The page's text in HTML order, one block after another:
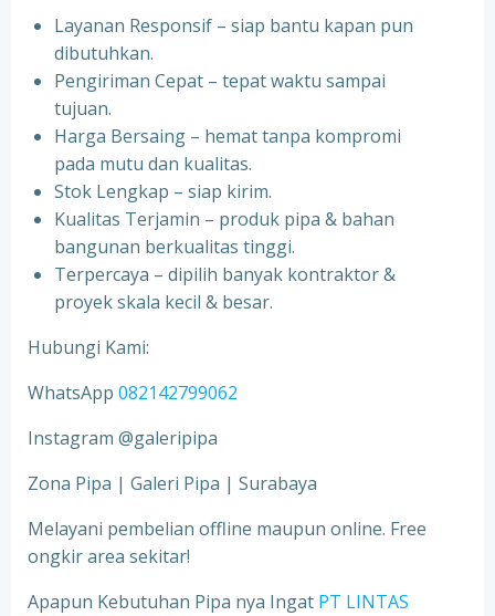
Layanan Responsif – siap bantu kapan pun
dibutuhkan.
Pengiriman Cepat – tepat waktu sampai
tujuan.
Harga Bersaing – hemat tanpa kompromi
pada mutu dan kualitas.
Stok Lengkap – siap kirim.
Kualitas Terjamin – produk pipa & bahan
bangunan berkualitas tinggi.
Terpercaya – dipilih banyak kontraktor &
proyek skala kecil & besar.
Hubungi Kami:
WhatsApp 082142799062
Instagram @galeripipa
Zona Pipa | Galeri Pipa | Surabaya
Melayani pembelian offline maupun online. Free
ongkir area sekitar!
Apapun Kebutuhan Pipa nya Ingat PT LINTAS